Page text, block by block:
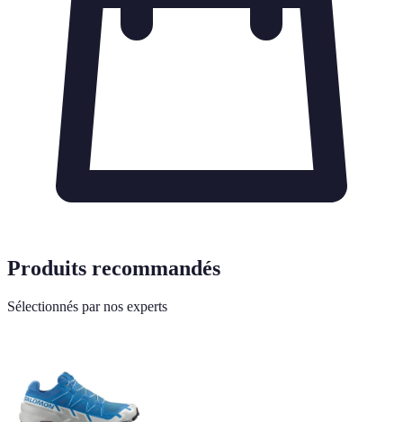
Produits recommandés
Sélectionnés par nos experts